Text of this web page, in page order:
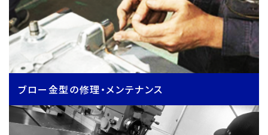
ブロー金型の修理・メンテナンス